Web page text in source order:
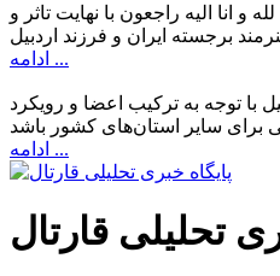
و انا الیه راجعون با نهایت تاثر و
ادامه ...
با توجه به ترکیب اعضا و رویکرد
ادامه ...
تحلیلی قارتال